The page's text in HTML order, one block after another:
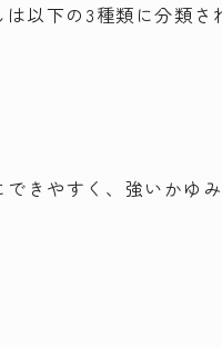
は以下の3種類に分類さ
きやすく、強いかゆ